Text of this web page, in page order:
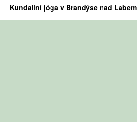
Kundaliní jóga v Brandýse nad Labem